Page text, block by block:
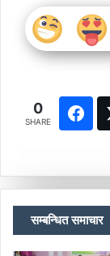
0
SHARE
सम्बन्धित समाचार